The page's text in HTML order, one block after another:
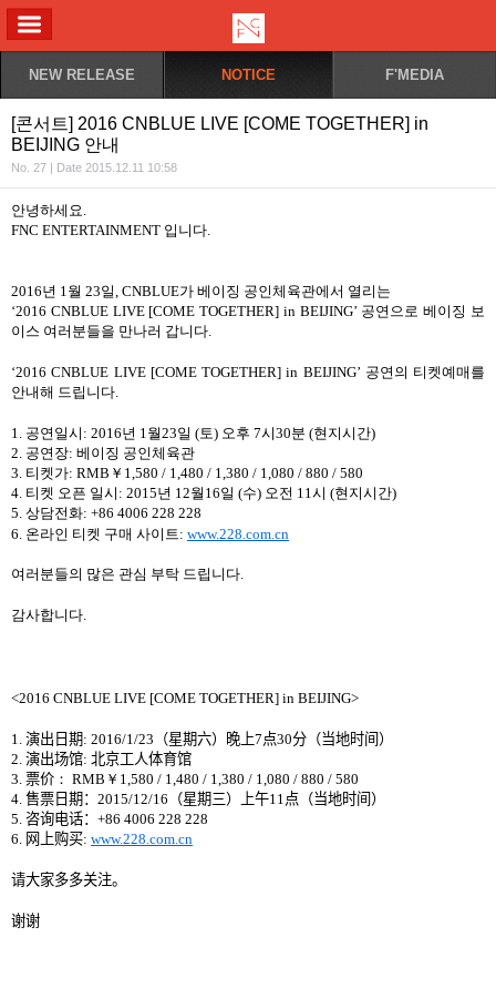
NEW RELEASE NOTICE F'MEDIA
[콘서트] 2016 CNBLUE LIVE [COME TOGETHER] in
BEIJING 안내
No. 27 | Date 2015.12.11 10:58
안녕하세요.
FNC ENTERTAINMENT 입니다.
2016년 1월 23일, CNBLUE가 베이징 공인체육관에서 열리는
‘2016 CNBLUE LIVE [COME TOGETHER] in BEIJING’ 공연으로 베이징 보
이스 여러분들을 만나러 갑니다.
‘2016 CNBLUE LIVE [COME TOGETHER] in BEIJING’ 공연의 티켓예매를
안내해 드립니다.
1. 공연일시 : 2016년 1월23일 (토) 오후 7시30분 (현지시간)
2. 공연장: 베이징 공인체육관
3. 티켓가: RMB ￥ 1,580 / 1,480 / 1,380 / 1,080 / 880 / 580
4. 티켓 오픈 일시 : 2015년 12월 16일 (수) 오전 11시 (현지시간)
5. 상담전화: +86 4006 228 228
6. 온라인 티켓 구매 사이트: www.228.com.cn
여러분들의 많은 관심 부탁 드립니다.
감사합니다.
<2016 CNBLUE LIVE [COME TOGETHER] in BEIJING>
1. 演出 日期: 2016/1/23 （星期六） 晚 上7点30分 （当地时间 ）
2. 演出场馆: 北京工人体育馆
3. 票价 ： RMB ￥ 1,580 / 1,480 / 1,380 / 1,080 / 880 / 580
4. 售票日期 ： 2015/12/16 （星期三） 上午11点 （当地时间 ）
5. 咨询电话： +86 4006 228 228
6. 网上购买: www.228.com.cn
请大家多多关注。
谢谢